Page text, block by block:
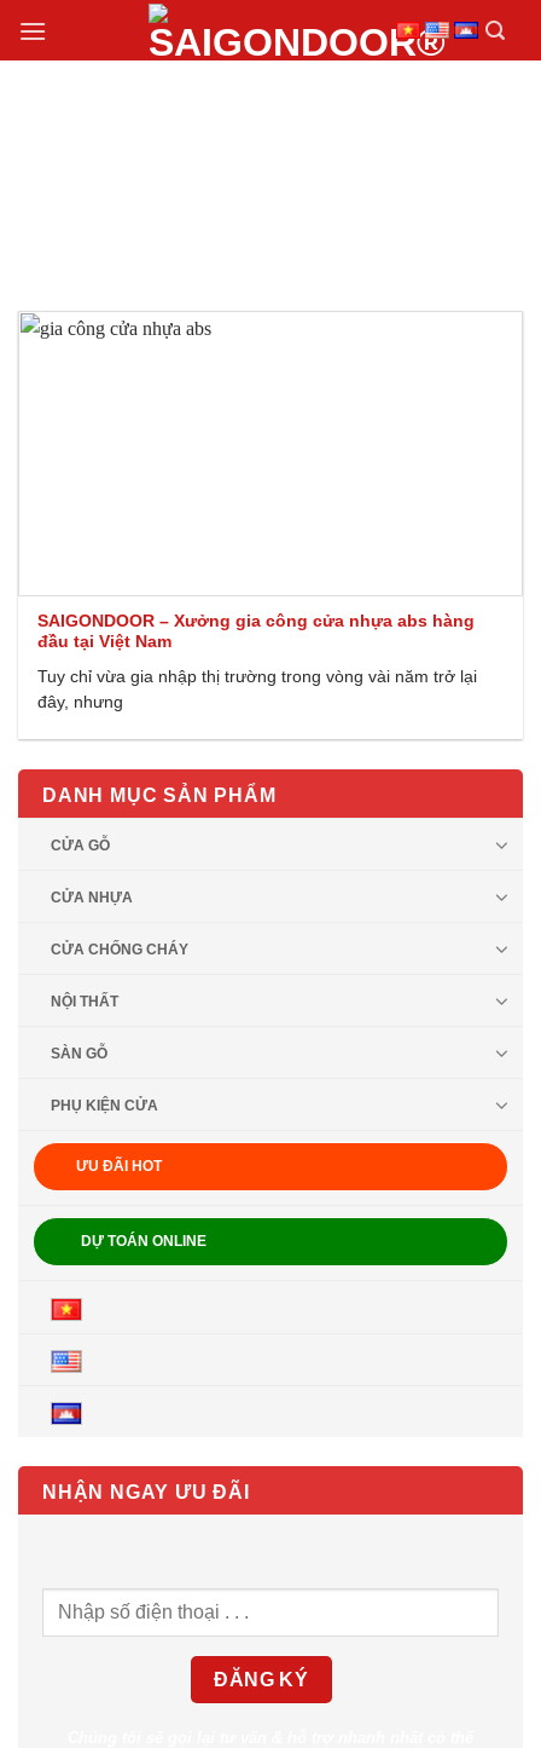
đến
SAIGONDOOR – Xưởng gia công cửa nhựa abs hàng
đầu tại Việt Nam
Tuy chỉ vừa gia nhập thị trường trong vòng vài năm trở lại
đây, nhưng
DANH MỤC SẢN PHẨM
CỬA GỖ
CỬA NHỰA
CỬA CHỐNG CHÁY
NỘI THẤT
SÀN GỖ
PHỤ KIỆN CỬA
ƯU ĐÃI HOT
DỰ TOÁN ONLINE
NHẬN NGAY ƯU ĐÃI